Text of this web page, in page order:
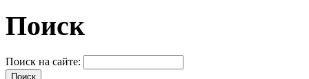
Поиск
Поиск на сайте: